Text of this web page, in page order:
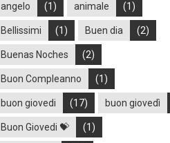
angelo (1) animale (1)
Bellissimi (1) Buen dia (2)
Buenas Noches (2)
Buon Compleanno (1)
buon giovedi (17) buon giovedì
Buon Giovedi 💝 (1)